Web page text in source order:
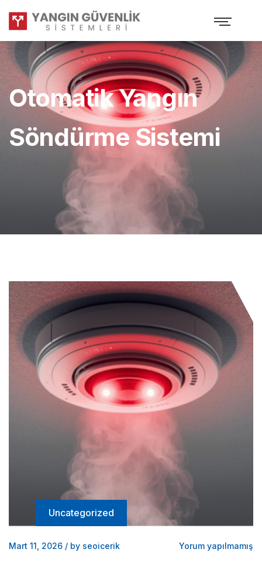
Otomatik Yangın
Söndürme Sistemi
Uncategorized
Mart 11, 2026 / by seoicerik Yorum yapılmamış